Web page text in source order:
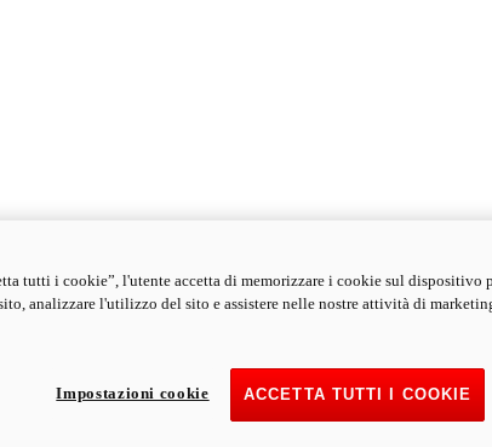
tutti i cookie”, l'utente accetta di memorizzare i cookie sul dispositivo
analizzare l'utilizzo del sito e assistere nelle nostre attività di
ACCETTA TUTTI I COOKIE
Impostazioni cookie